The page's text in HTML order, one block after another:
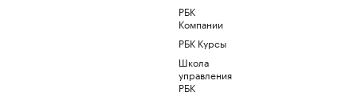
РБК
Компании
РБК Курсы
Школа
управления
РБК